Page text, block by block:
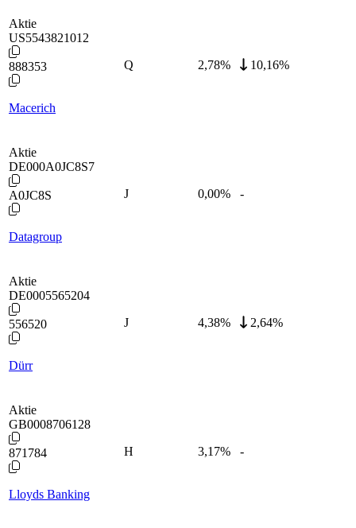
Aktie
US5543821012
888353
Macerich
Q 2,78% 10,16%
Aktie
DE000A0JC8S7
A0JC8S
Datagroup
J 0,00% -
Aktie
DE0005565204
556520
Dürr
J 4,38% 2,64%
Aktie
GB0008706128
871784
Lloyds Banking
H 3,17% -